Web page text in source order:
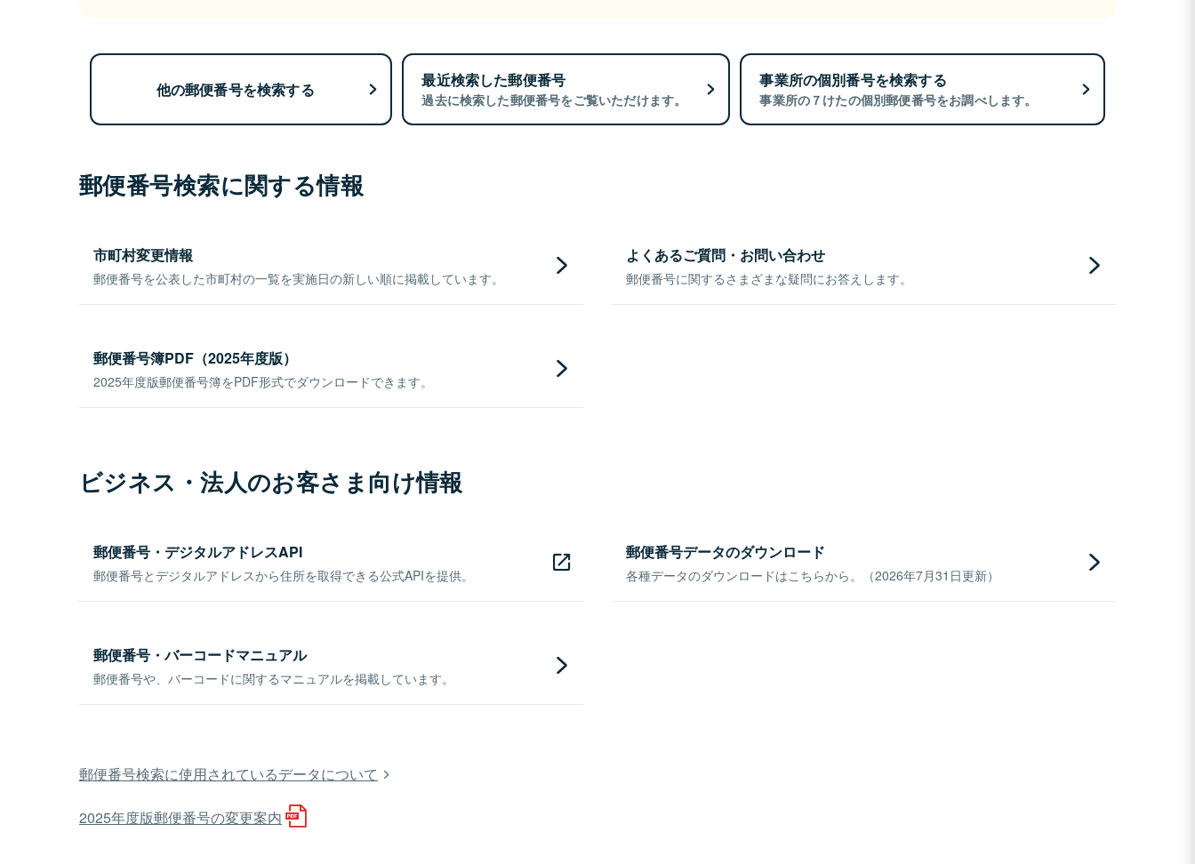
他の郵便番号を検索する 最近検索した郵便番号
過去に検索した郵便番号をご覧いただけます。
事業所の個別番号を検索する
事業所の７けたの個別郵便番号をお調べします。
郵便番号検索に関する情報
市町村変更情報
郵便番号を公表した市町村の一覧を実施日の新しい順に掲載しています。
よくあるご質問・お問い合わせ
郵便番号に関するさまざまな疑問にお答えします。
郵便番号簿PDF（2025年度版）
2025年度版郵便番号簿をPDF形式でダウンロードできます。
ビジネス・法人のお客さま向け情報
郵便番号・デジタルアドレスAPI
郵便番号とデジタルアドレスから住所を取得できる公式APIを提供。
郵便番号データのダウンロード
各種データのダウンロードはこちらから。（2026年7月31日更新）
郵便番号・バーコードマニュアル
郵便番号や、バーコードに関するマニュアルを掲載しています。
郵便番号検索に使用されているデータについて
2025年度版郵便番号の変更案内